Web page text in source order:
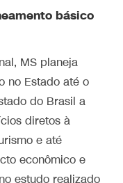
básico
MS planeja
no Estado até o
do Brasil a
diretos à
e até
econômico e
estudo realizado